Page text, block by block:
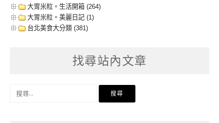
大胃米粒。生活開箱 (264)
大胃米粒。美麗日記 (1)
台北美食大分類 (381)
找尋站內文章